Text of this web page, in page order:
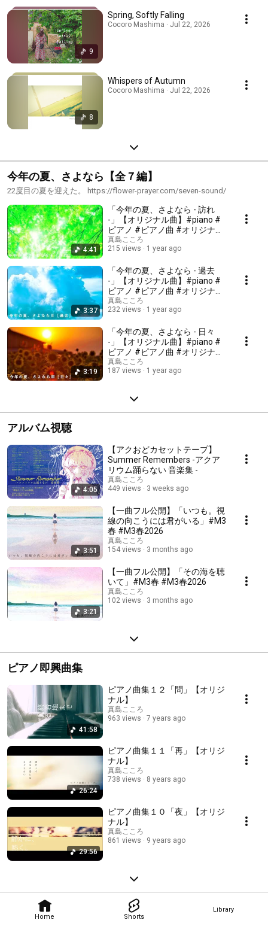
Home Shorts
Library
9
Spring, Softly Falling
Cocoro Mashima · Jul 22, 2026
8
Whispers of Autumn
Cocoro Mashima · Jul 22, 2026
今年の夏、さよなら【全７編】
22度目の夏を迎えた。 https://flower-prayer.com/seven-sound/
4:41
「今年の夏、さよなら - 訪れ
-」【オリジナル曲】#piano #
ピアノ #ピアノ曲 #オリジナル
曲
真島こころ
215 views
1 year ago
3:37
「今年の夏、さよなら - 過去
-」【オリジナル曲】#piano #
ピアノ #ピアノ曲 #オリジナル
曲
真島こころ
232 views
1 year ago
3:19
「今年の夏、さよなら - 日々
-」【オリジナル曲】#piano #
ピアノ #ピアノ曲 #オリジナル
曲
真島こころ
187 views
1 year ago
アルバム視聴
4:05
【アクおどカセットテープ】
Summer Remembers -アクア
リウム踊らない 音楽集 -
真島こころ
449 views
3 weeks ago
3:51
【一曲フル公開】「いつも。視
線の向こうには君がいる」#M3
春 #M3春2026
真島こころ
154 views
3 months ago
3:21
【一曲フル公開】「その海を聴
いて」#M3春 #M3春2026
真島こころ
102 views
3 months ago
ピアノ即興曲集
41:58
ピアノ曲集１２「問」【オリジ
ナル】
真島こころ
963 views
7 years ago
26:24
ピアノ曲集１１「再」【オリジ
ナル】
真島こころ
738 views
8 years ago
29:56
ピアノ曲集１０「夜」【オリジ
ナル】
真島こころ
861 views
9 years ago